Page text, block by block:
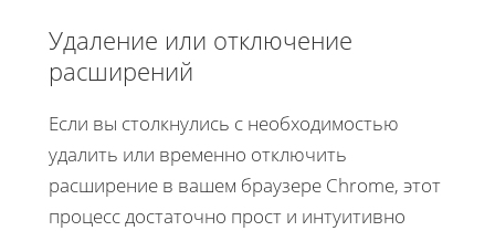
Удаление или отключение
расширений
Если вы столкнулись с необходимостью
удалить или временно отключить
расширение в вашем браузере Chrome, этот
процесс достаточно прост и интуитивно